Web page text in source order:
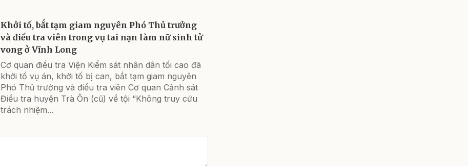
Khởi tố, bắt tạm giam nguyên Phó Thủ trưởng
và điều tra viên trong vụ tai nạn làm nữ sinh tử
vong ở Vĩnh Long
Cơ quan điều tra Viện Kiểm sát nhân dân tối cao đã
khởi tố vụ án, khởi tố bị can, bắt tạm giam nguyên
Phó Thủ trưởng và điều tra viên Cơ quan Cảnh sát
Điều tra huyện Trà Ôn (cũ) về tội “Không truy cứu
trách nhiệm...